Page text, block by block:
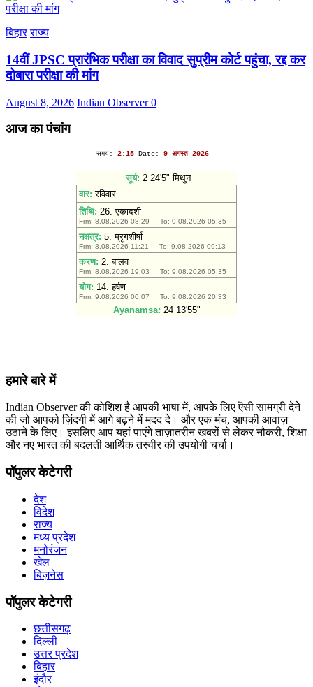
बिहार राज्य
14वीं JPSC प्रारंभिक परीक्षा का विवाद सुप्रीम कोर्ट पहुंचा, रद्द कर
दोबारा परीक्षा की मांग
August 8, 2026 Indian Observer0
आज का पंचांग
हमारे बारे में
Indian Observer की कोशिश है आपकी भाषा में, आपके लिए ऎसी सामग्री देने
की जो आपको ज़िंदगी में आगे बढ़ने में मदद दे। और एक मंच, आपकी आवाज़
उठाने के लिए। इसलिए आप यहां पाएंगे ताज़ातरीन खबरों से लेकर नौकरी, शिक्षा
और नए भारत की बदलती आर्थिक तस्वीर की उपयोगी चर्चा।
पॉपुलर केटेगरी
देश
विदेश
राज्य
मध्य प्रदेश
मनोरंजन
खेल
बिज़नेस
पॉपुलर केटेगरी
छत्तीसगढ़
दिल्ली
उत्तर प्रदेश
बिहार
इंदौर